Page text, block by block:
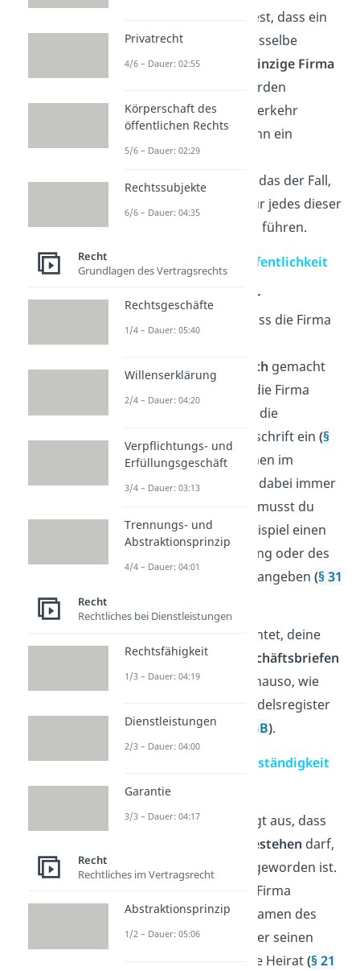
legt fest, dass ein
Kaufmann für ein und dasselbe
Unternehmen nur
eine einzige Firma
darf. Dadurch werden
Täuschungen im Rechtsverkehr
vermieden. Trotzdem kann ein
Kaufmann aber mehrere
Unternehmen haben. Ist das der Fall,
kann er natürlich auch für jedes dieser
Unternehmen eine Firma führen.
Grundsatz der Firmenöffentlichkeit
Nach dem
Grundsatz der
muss die Firma
durch die Eintragung im
Handelsregister
öffentlich gemacht
werden. Dazu trägst du die Firma
selbst, den Ort und auch die
inländische Geschäftsanschrift ein(§
29 HGB). Die Informationen im
Handelsregister müssen dabei immer
Deshalb musst du
Änderungen, wie zum Beispiel einen
Wechsel der Niederlassung oder des
Geschäftsinhabers, dort angeben(§ 31
HGB
Übrigens bist du verpflichtet, deine
Firma auch auf allen
Geschäftsbriefen
zu nennen. Und zwar genauso, wie
deine Firma auch im Handelsregister
eingetragen ist(§ 37a HGB).
Grundsatz der Firmenbeständigkeit
DerGrundsatz der
Firmenbeständigkeit
sagt aus, dass
weiterhin bestehen darf,
auch wenn sie
ungültig
geworden ist.
Beispielsweise wird eine Firma
ungültig,wenn sie den Namen des
Inhabers trägt, dieser aber seinen
Namen ändert durch eine Heirat(§ 21
Privatrecht
4/6 – Dauer: 02:55
Körperschaft des
öffentlichen Rechts
5/6 – Dauer: 02:29
Rechtssubjekte
6/6 – Dauer: 04:35
Recht
Grundlagen des Vertragsrechts
Rechtsgeschäfte
1/4 – Dauer: 05:40
Willenserklärung
2/4 – Dauer: 04:20
Verpflichtungs- und
Erfüllungsgeschäft
3/4 – Dauer: 03:13
Trennungs- und
Abstraktionsprinzip
4/4 – Dauer: 04:01
Recht
Rechtliches bei Dienstleistungen
Rechtsfähigkeit
1/3 – Dauer: 04:19
Dienstleistungen
2/3 – Dauer: 04:00
Garantie
3/3 – Dauer: 04:17
Recht
Rechtliches im Vertragsrecht
Abstraktionsprinzip
1/2 – Dauer: 05:06